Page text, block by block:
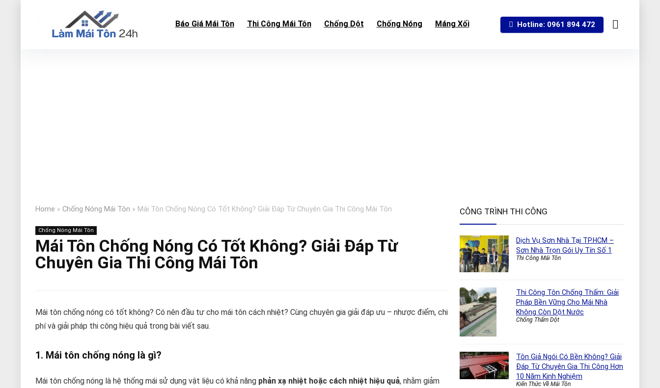
Báo Giá Mái Tôn Thi Công Mái Tôn Chống Dột Chống Nóng Máng Xối Hotline: 0961 894 472
Home » Chống Nóng Mái Tôn » Mái Tôn Chống Nóng Có Tốt Không? Giải Đáp Từ Chuyên Gia Thi Công Mái Tôn
Chống Nóng Mái Tôn
Mái Tôn Chống Nóng Có Tốt Không? Giải Đáp Từ
Chuyên Gia Thi Công Mái Tôn
Mái tôn chống nóng có tốt không? Có nên đầu tư cho mái tôn cách nhiệt? Cùng chuyên gia giải đáp ưu – nhược điểm, chi
phí và giải pháp thi công hiệu quả trong bài viết sau.
1. Mái tôn chống nóng là gì?
Mái tôn chống nóng là hệ thống mái sử dụng vật liệu có khả năng phản xạ nhiệt hoặc cách nhiệt hiệu quả, nhằm giảm
CÔNG TRÌNH THI CÔNG
Dịch Vụ Sơn Nhà Tại TP.HCM –
Sơn Nhà Trọn Gói Uy Tín Số 1
Thi Công Mái Tôn
Thi Công Tôn Chống Thấm: Giải
Pháp Bền Vững Cho Mái Nhà
Không Còn Dột Nước
Chống Thấm Dột
Tôn Giả Ngói Có Bền Không? Giải
Đáp Từ Chuyên Gia Thi Công Hơn
10 Năm Kinh Nghiệm
Kiến Thức Về Mái Tôn